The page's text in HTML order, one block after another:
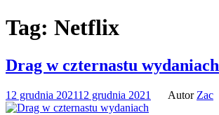
Tag: Netflix
Drag w czternastu wydaniach
12 grudnia 202112 grudnia 2021 Autor Zac